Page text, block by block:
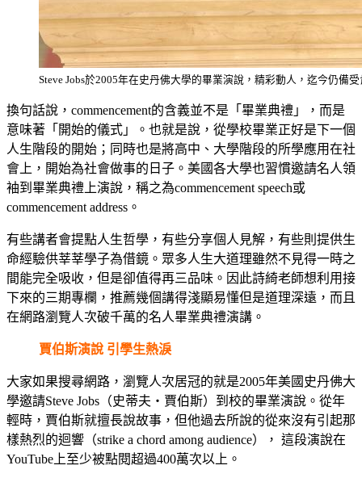
Steve Jobs於2005年在史丹佛大學的畢業演說，精彩動人，迄今仍備
換句話說，commencement的含義並不是「畢業典禮」，而是
意味著「開始的儀式」。也就是說，從學校畢業正好是下一個
人生階段的開始；同時也是將高中、大學階段的所學應用在社
會上，開始為社會做事的日子。美國各大學也習慣邀請名人領
袖到畢業典禮上演說，稱之為commencement speech或
commencement address。
有些講者會提點人生哲學，有些分享個人見解，有些則提供生
命經驗供莘莘學子為借鏡。眾多人生大道理雖然不見得一時之
間能完全吸收，但是卻值得再三品味。因此詩綺老師想利用接
下來的三期專欄，推薦幾個講得淺顯易懂但是道理深遠，而且
在網路瀏覽人次破千萬的名人畢業典禮演講。
賈伯斯演說 引學生熱淚
大家如果搜尋網路，瀏覽人次居冠的就是2005年美國史丹佛大
學邀請Steve Jobs（史蒂夫‧賈伯斯）到校的畢業演說。從年
輕時，賈伯斯就擅長說故事，但他過去所說的從來沒有引起那
樣熱烈的迴響（strike a chord among audience）， 這段演說在
YouTube上至少被點閱超過400萬次以上。